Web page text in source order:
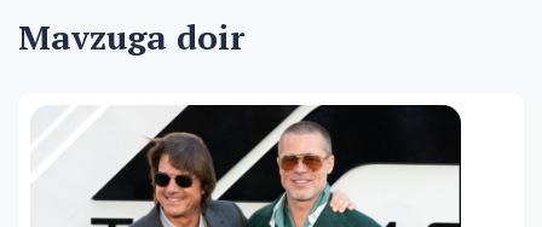
Mavzuga doir